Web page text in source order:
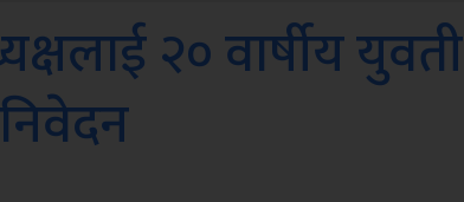
२० वार्षीय युवती